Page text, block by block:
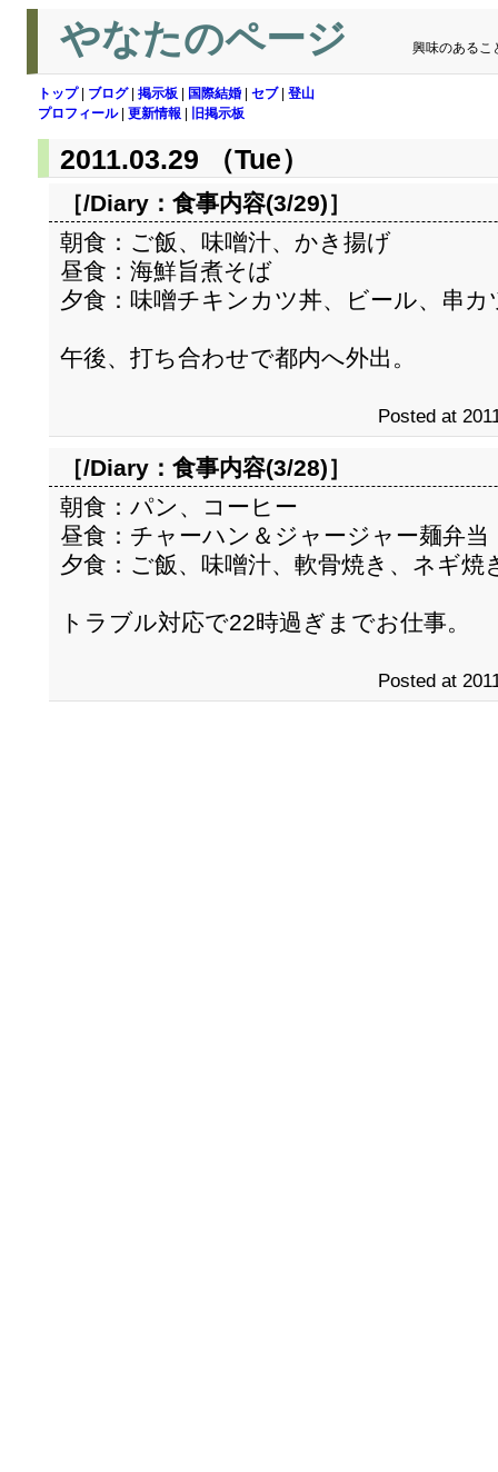
やなたのページ 興味のあるこ
トップ| ブログ| 掲示板 国際結婚 セブ| 登山
プロフィール| 更新情報 旧掲示板
2011.03.29 （Tue）
［/Diary： 食事内容(3/29)］
朝食：ご飯、味噌汁、かき揚げ
昼食：海鮮旨煮そば
夕食：味噌チキンカツ丼、ビール、串カ
午後、打ち合わせで都内へ外出。
Posted at
［/Diary： 食事内容(3/28)］
朝食：パン、コーヒー
昼食：チャーハン＆ジャージャー麺弁当
夕食：ご飯、味噌汁、軟骨焼き、ネギ焼
トラブル対応で22時過ぎまでお仕事。
Posted at